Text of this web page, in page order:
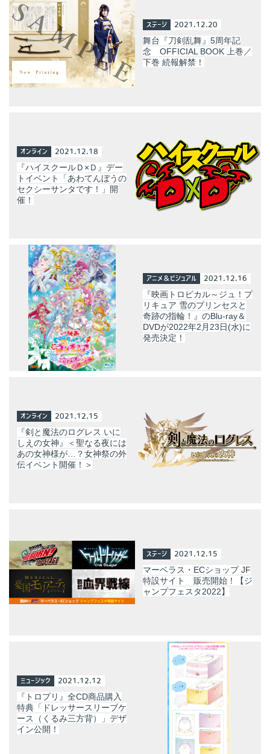
ステージ 2021.12.20
舞台『刀剣乱舞』5周年記
念 OFFICIAL BOOK 上巻／
下巻 続報解禁！
オンライン 2021.12.18
『ハイスクールＤ×Ｄ』デー
トイベント「あわてんぼうの
セクシーサンタです！」開
催！
アニメ＆ビジュアル 2021.12.16
『映画トロピカル～ジュ！プ
リキュア 雪のプリンセスと
奇跡の指輪！』のBlu-ray＆
DVDが2022年2月23日(水)に
発売決定！
オンライン 2021.12.15
『剣と魔法のログレス いに
しえの女神』＜聖なる夜には
あの女神様が…？女神祭の外
伝イベント開催！＞
ステージ 2021.12.15
マーベラス・ECショップ JF
特設サイト 販売開始！【ジ
ャンプフェスタ2022】
ミュージック 2021.12.12
『トロプリ』全CD商品購入
特典「ドレッサースリーブケ
ース（くるみ三方背）」デザ
イン公開！